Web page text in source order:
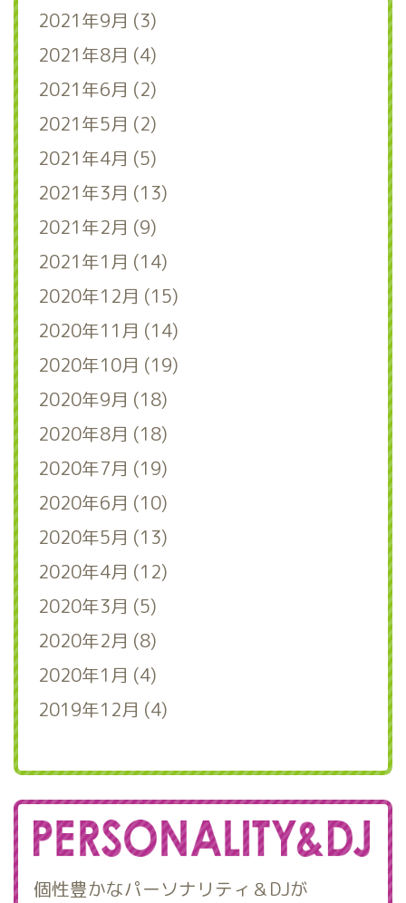
2021年9月 (3)
2021年8月 (4)
2021年6月 (2)
2021年5月 (2)
2021年4月 (5)
2021年3月 (13)
2021年2月 (9)
2021年1月 (14)
2020年12月 (15)
2020年11月 (14)
2020年10月 (19)
2020年9月 (18)
2020年8月 (18)
2020年7月 (19)
2020年6月 (10)
2020年5月 (13)
2020年4月 (12)
2020年3月 (5)
2020年2月 (8)
2020年1月 (4)
2019年12月 (4)
個性豊かなパーソナリティ＆DJが